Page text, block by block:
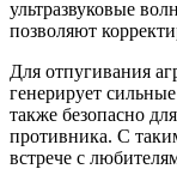
ультразвуковые
позволяют
Для отпугивания
генерирует
также безопасно
противника. С
встрече с